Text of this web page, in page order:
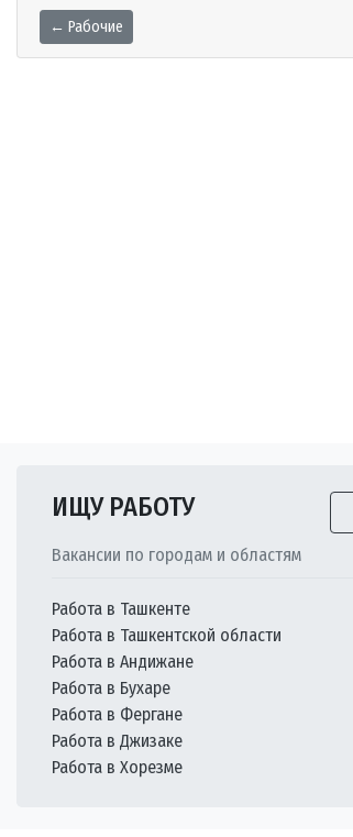
← Рабочие
ИЩУ РАБОТУ
Вакансии по городам и областям
Работа в Ташкенте
Работа в Ташкентской области
Работа в Андижане
Работа в Бухаре
Работа в Фергане
Работа в Джизаке
Работа в Хорезме